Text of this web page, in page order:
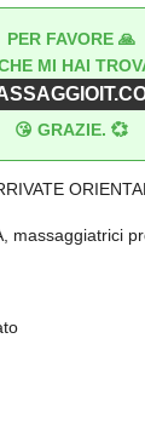
PER FAVORE 🙏
MI HAI
😘 GRAZIE. 💞
massaggiatrici